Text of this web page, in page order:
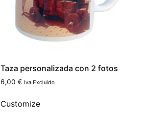
Taza personalizada con 2 fotos
6,00 € Iva Excluido
Customize